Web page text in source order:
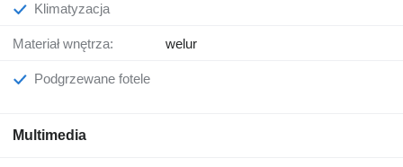
Klimatyzacja
Materiał wnętrza: welur
Podgrzewane fotele
Multimedia